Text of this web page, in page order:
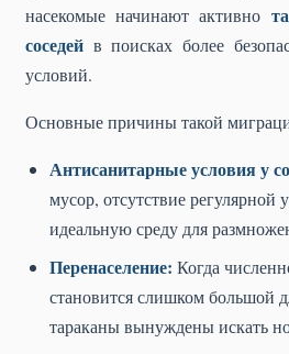
насекомые начинают активно
соседей в поисках более
условий.
Основные причины такой
Антисанитарные условия у
мусор, отсутствие регулярной
идеальную среду для
Перенаселение: Когда
становится слишком большой
тараканы вынуждены искать